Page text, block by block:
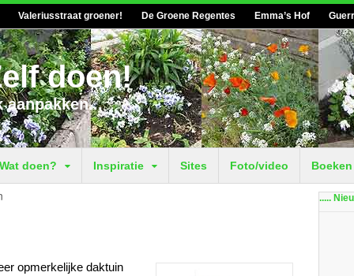
Valeriusstraat groener! De Groene Regentes Emma’s Hof
doen!
Wat doen? Inspiratie Sites Foto/video Boeken
opmerkelijke daktuin
.....